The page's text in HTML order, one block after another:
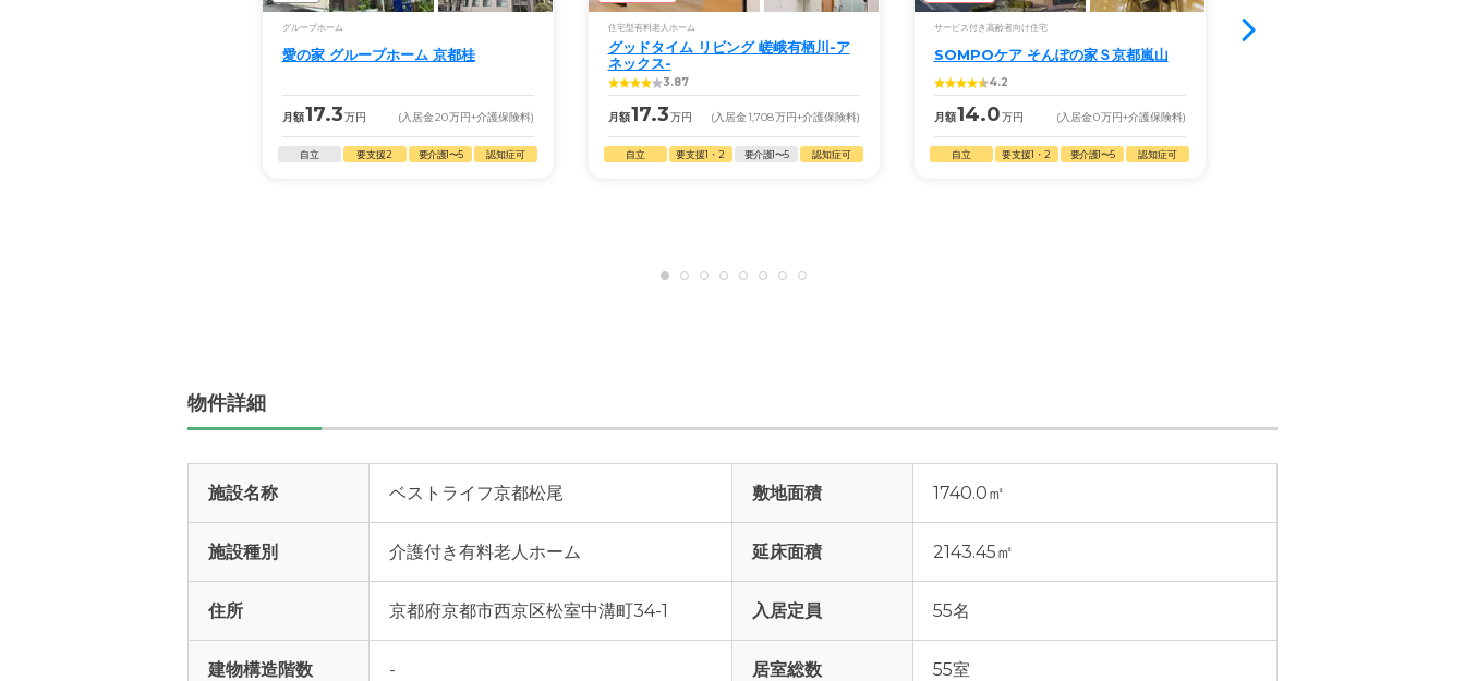
グループホーム
愛の家 グループホーム 京都桂
月額17.3万円 (入居金20万円+介護保険料)
自立 要支援2 要介護1〜5 認知症可
住宅型有料老人ホーム
グッドタイム リビング 嵯峨有栖川-ア
ネックス-
3.87
月額17.3万円 (入居金1,708万円+介護保険料)
自立 要支援1・2 要介護1〜5 認知症可
サービス付き高齢者向け住宅
SOMPOケア そんぽの家Ｓ京都嵐山
4.2
月額14.0万円 (入居金0万円+介護保険料)
自立 要支援1・2 要介護1〜5 認知症可
物件詳細
施設名称 ベストライフ京都松尾 敷地面積 1740.0㎡
施設種別 介護付き有料老人ホーム 延床面積 2143.45㎡
住所 京都府京都市西京区松室中溝町34-1 入居定員 55名
建物構造階数 - 居室総数 55室